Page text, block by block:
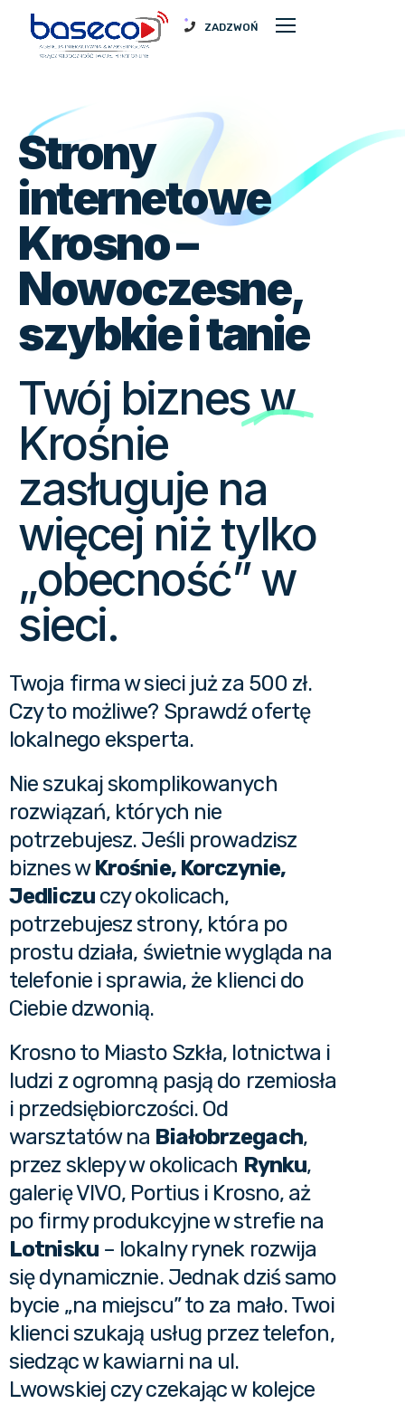
ZADZWOŃ
Strony
internetowe
Krosno –
Nowoczesne,
szybkie i tanie
Twój biznesw
Krośnie
zasługuje na
więcej niż tylko
„obecność” w
sieci.
Twoja firma w sieci już za 500 zł.
Czy to możliwe? Sprawdź ofertę
lokalnego eksperta.
Nie szukaj skomplikowanych
rozwiązań, których nie
potrzebujesz. Jeśli prowadzisz
biznes wKrośnie, Korczynie,
Jedliczuczy okolicach,
potrzebujesz strony, która po
prostu działa, świetnie wygląda na
telefonie i sprawia, że klienci do
Ciebie dzwonią.
Krosno to Miasto Szkła, lotnictwa i
ludzi z ogromną pasją do rzemiosła
i przedsiębiorczości. Od
warsztatów na Białobrzegach,
przez sklepy w okolicach Rynku,
galerię VIVO, Portius i Krosno, aż
po firmy produkcyjne w strefie na
Lotnisku– lokalny rynek rozwija
się dynamicznie. Jednak dziś samo
bycie „na miejscu” to za mało. Twoi
klienci szukają usług przez telefon,
siedząc w kawiarni na ul.
Lwowskiej czy czekając w kolejce